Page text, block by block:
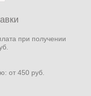
при получении
от 450 руб.